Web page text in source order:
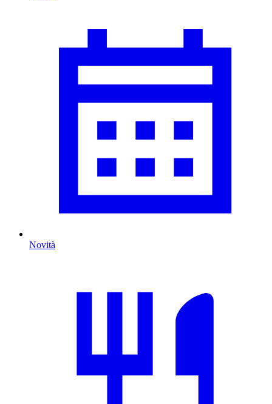
Novità